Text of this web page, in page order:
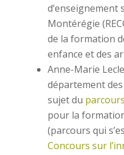
d’enseignement
Montérégie
de la formation
enfance et des
Anne-Marie
département
sujet du
pour la
(parcours qui
Concours sur